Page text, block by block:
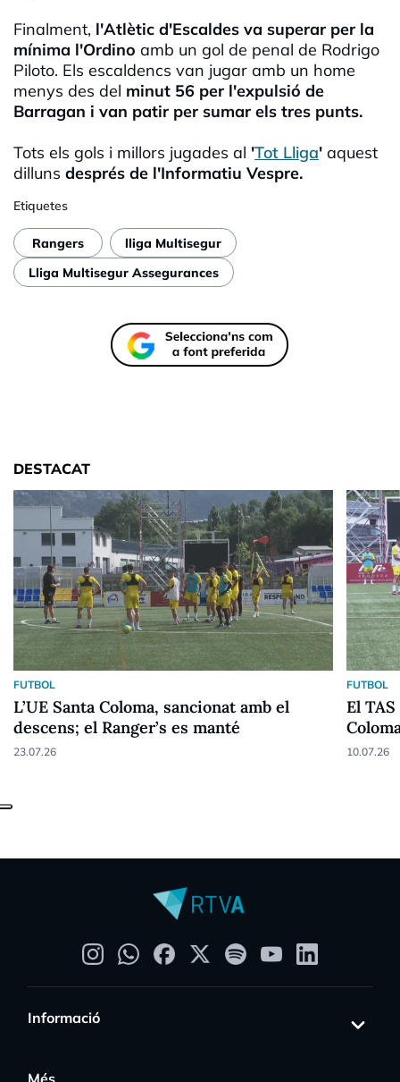
Finalment, l'Atlètic d'Escaldes va superar per la
mínima l'Ordino amb un gol de penal de Rodrigo
Piloto. Els escaldencs van jugar amb un home
menys des del minut 56 per l'expulsió de
Barragan i van patir per sumar els tres punts.
Tots els gols i millors jugades al 'Tot Lliga' aquest
dilluns després de l'Informatiu Vespre.
Etiquetes
Rangers
lliga Multisegur
Lliga Multisegur Assegurances
DESTACAT
FUTBOL
L’UE Santa Coloma, sancionat amb el
descens; el Ranger’s es manté
23.07.26
FUTBOL
El
10.07.26
Informació